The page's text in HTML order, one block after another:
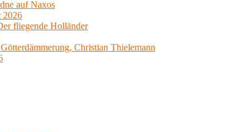
auf Naxos
2026
fliegende Holländer
Christian Thielemann